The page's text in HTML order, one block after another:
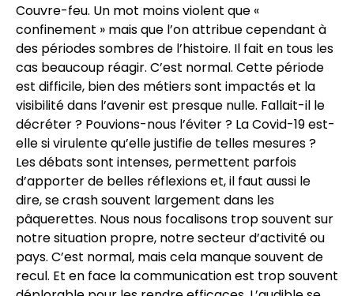
Couvre-feu. Un mot moins violent que «
confinement » mais que l’on attribue cependant à
des périodes sombres de l’histoire. Il fait en tous les
cas beaucoup réagir. C’est normal. Cette période
est difficile, bien des métiers sont impactés et la
visibilité dans l’avenir est presque nulle. Fallait-il le
décréter ? Pouvions-nous l’éviter ? La Covid-19 est-
elle si virulente qu’elle justifie de telles mesures ?
Les débats sont intenses, permettent parfois
d’apporter de belles réflexions et, il faut aussi le
dire, se crash souvent largement dans les
pâquerettes. Nous nous focalisons trop souvent sur
notre situation propre, notre secteur d’activité ou
pays. C’est normal, mais cela manque souvent de
recul. Et en face la communication est trop souvent